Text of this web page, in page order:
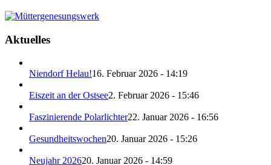
Aktuelles
Niendorf Helau!16. Februar 2026 - 14:19
Eiszeit an der Ostsee2. Februar 2026 - 15:46
Faszinierende Polarlichter22. Januar 2026 - 16:56
Gesundheitswochen20. Januar 2026 - 15:26
Neujahr 202620. Januar 2026 - 14:59